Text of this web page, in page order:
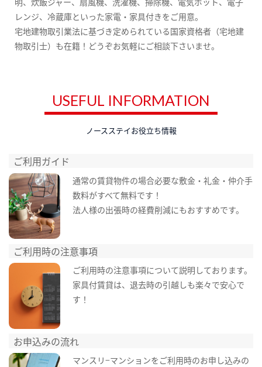
レンジ、冷蔵庫といった家電・家具付きをご用意。
宅地建物取引業法に基づき定められている国家資格者（宅地建
物取引士）も在籍！どうぞお気軽にご相談下さいませ。
USEFUL INFORMATION
ノースステイお役立ち情報
ご利用ガイド
通常の賃貸物件の場合必要な敷金・礼金・仲介手
数料がすべて無料です！
法人様の出張時の経費削減にもおすすめです。
ご利用時の注意事項
ご利用時の注意事項について説明しております。
家具付賃貸は、退去時の引越しも楽々で安心で
す！
お申込みの流れ
マンスリ−マンションをご利用時のお申し込みの